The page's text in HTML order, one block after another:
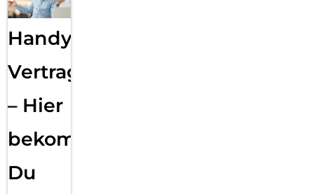
Handy
Vertragsabwicklung
– Hier
bekommst
Du